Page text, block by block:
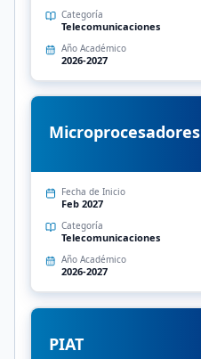
Categoría
Telecomunicaciones
Año Académico
2026-2027
Microprocesadores
Fecha de Inicio
Feb 2027
Categoría
Telecomunicaciones
Año Académico
2026-2027
PIAT